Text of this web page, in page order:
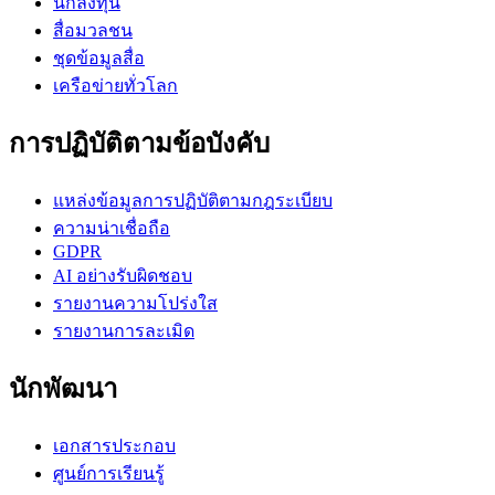
สื่อมวลชน
ชุดข้อมูลสื่อ
เครือข่ายทั่วโลก
การปฏิบัติตามข้อบังคับ
แหล่งข้อมูลการปฏิบัติตามกฎระเบียบ
ความน่าเชื่อถือ
GDPR
AI อย่างรับผิดชอบ
รายงานความโปร่งใส
รายงานการละเมิด
นักพัฒนา
เอกสารประกอบ
ศูนย์การเรียนรู้